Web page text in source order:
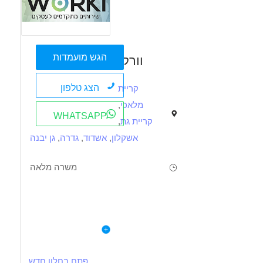
הגש מועמדות
הצג טלפון
WHATSAPP
וורקי
קריית
מלאכי,
קריית גת,
אשקלון, אשדוד, גדרה, גן יבנה
משרה מלאה